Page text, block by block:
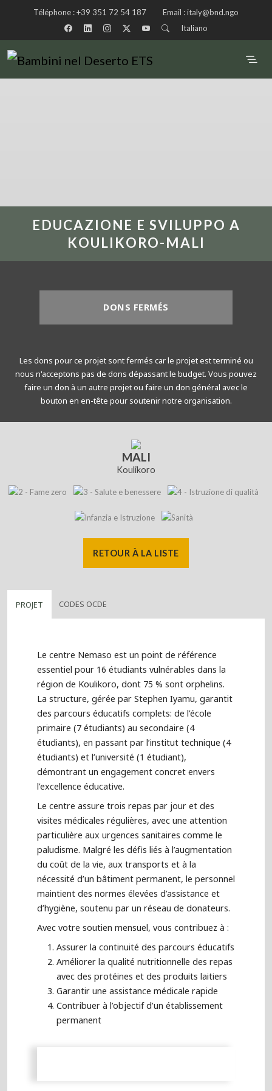
Téléphone :+39 351 72 54 187 Email :italy@bnd.ngo
Italiano
EDUCAZIONE E SVILUPPO A
KOULIKORO-MALI
DONS FERMÉS
Les dons pour ce projet sont fermés car le projet est terminé ou
nous n'acceptons pas de dons dépassant le budget. Vous pouvez
faire un don à un autre projet ou faire un don général avec le
bouton en en-tête pour soutenir notre organisation.
MALI
Koulikoro
RETOUR À LA LISTE
PROJET CODES OCDE
Le centre Nemaso est un point de référence
essentiel pour 16 étudiants vulnérables dans la
région de Koulikoro, dont 75 % sont orphelins.
La structure, gérée par Stephen Iyamu, garantit
des parcours éducatifs complets: de l’école
primaire (7 étudiants) au secondaire (4
étudiants), en passant par l’institut technique (4
étudiants) et l’université (1 étudiant),
démontrant un engagement concret envers
l’excellence éducative.
Le centre assure trois repas par jour et des
visites médicales régulières, avec une attention
particulière aux urgences sanitaires comme le
paludisme. Malgré les défis liés à l’augmentation
du coût de la vie, aux transports et à la
nécessité d’un bâtiment permanent, le personnel
maintient des normes élevées d’assistance et
d’hygiène, soutenu par un réseau de donateurs.
Avec votre soutien mensuel, vous contribuez à :
Assurer la continuité des parcours éducatifs
Améliorer la qualité nutritionnelle des repas
avec des protéines et des produits laitiers
Garantir une assistance médicale rapide
Contribuer à l’objectif d’un établissement
permanent